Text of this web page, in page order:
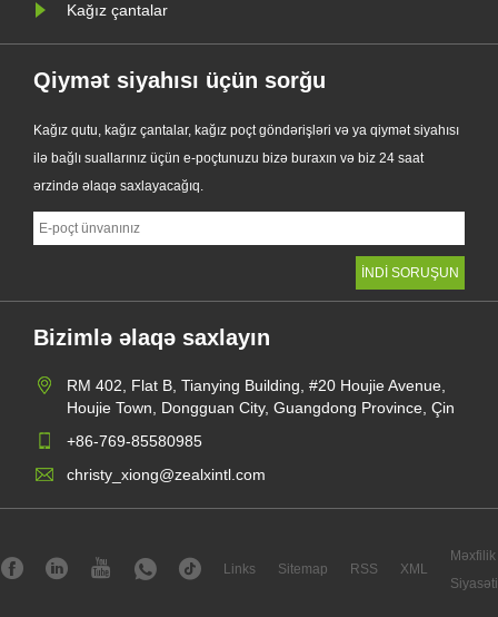
Kağız çantalar
Qiymət siyahısı üçün sorğu
Kağız qutu, kağız çantalar, kağız poçt göndərişləri və ya qiymət siyahısı
ilə bağlı suallarınız üçün e-poçtunuzu bizə buraxın və biz 24 saat
ərzində əlaqə saxlayacağıq.
Bizimlə əlaqə saxlayın
RM 402, Flat B, Tianying Building, #20 Houjie Avenue,
Houjie Town, Dongguan City, Guangdong Province, Çin
+86-769-85580985
christy_xiong@zealxintl.com
Links Sitemap RSS XML
Məxfilik
Siyasəti